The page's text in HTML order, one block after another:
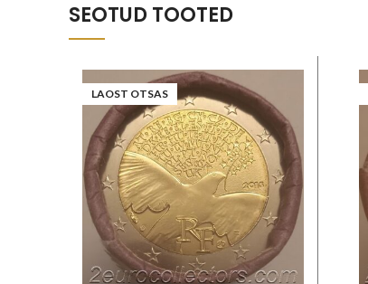
SEOTUD TOOTED
LAOST OTSAS